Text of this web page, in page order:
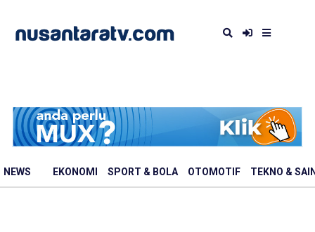
NEWS EKONOMI SPORT & BOLA OTOMOTIF TEKNO &